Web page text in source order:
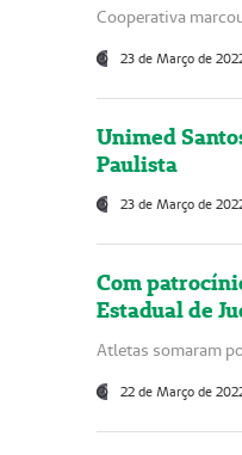
Cooperativa
23 de Março de
Unimed
Paulista
23 de Março de
Com
Estadual de
Atletas somaram
22 de Março de